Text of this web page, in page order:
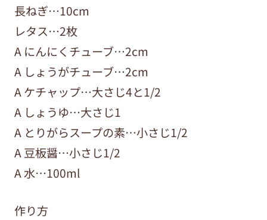
長ねぎ…10cm
レタス…2枚
A にんにくチューブ…2cm
A しょうがチューブ…2cm
A ケチャップ…大さじ4と1/2
A しょうゆ…大さじ1
A とりがらスープの素…小さじ1/2
A 豆板醤…小さじ1/2
A 水…100ml
作り方